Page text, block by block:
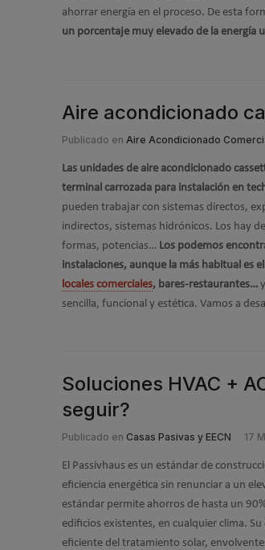
ahorrar energía en el proceso. De esta
un porcentaje muy elevado de la energía
Aire acondicionado
Publicado en Aire Acondicionado
Las unidades de aire acondicionado
terminal carrozada para instalación en
pueden trabajar con sistemas directos,
indirectos, sistemas hidrónicos. Los hay
formas, potencias… Los podemos
instalaciones, aunque la más habitual es
locales comerciales, bares-restaurantes…
sencilla, funcional y estética. Vamos a
Soluciones HVAC +
seguir?
Publicado en Casas Pasivas y EECN 17
El Passivhaus es un estándar de
eficiencia energética sin renunciar a un
estándar permite ahorros de hasta un
edificios existentes, en cualquier clima. Su
eficiente del tratamiento solar,